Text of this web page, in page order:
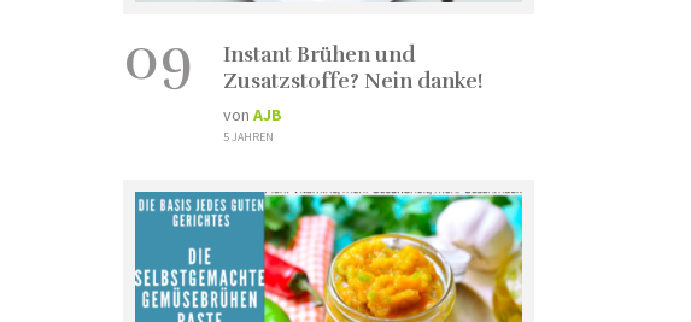
09
Instant Brühen und
Zusatzstoffe? Nein danke!
von AJB
5 JAHREN